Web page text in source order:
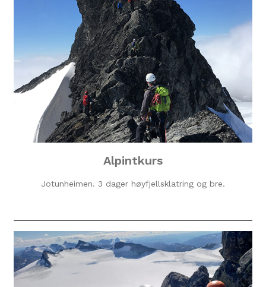
Alpintkurs
Jotunheimen. 3 dager høyfjellsklatring og bre.